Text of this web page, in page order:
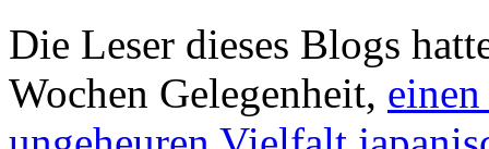
Die Leser dieses Blogs
Wochen Gelegenheit,